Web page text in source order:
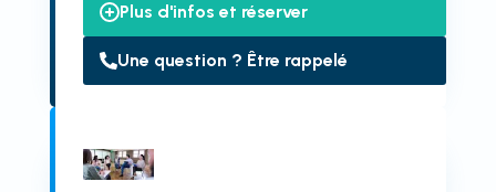
Plus d'infos et réserver
Une question ? Être rappelé